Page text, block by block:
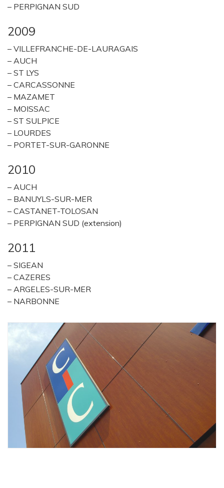
– PERPIGNAN SUD
2009
– VILLEFRANCHE-DE-LAURAGAIS
– AUCH
– ST LYS
– CARCASSONNE
– MAZAMET
– MOISSAC
– ST SULPICE
– LOURDES
– PORTET-SUR-GARONNE
2010
– AUCH
– BANUYLS-SUR-MER
– CASTANET-TOLOSAN
– PERPIGNAN SUD (extension)
2011
– SIGEAN
– CAZERES
– ARGELES-SUR-MER
– NARBONNE